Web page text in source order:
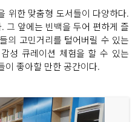
위한 맞춤형 도서들이 다양하다.
그 앞에는 빈백을 두어 편하게 즐
의 고민거리를 털어버릴 수 있는
성 큐레이션 체험을 할 수 있는
이 좋아할 만한 공간이다.